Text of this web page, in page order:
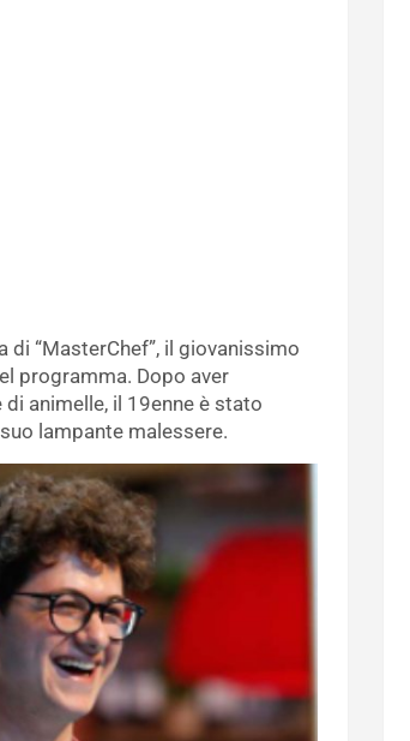
“MasterChef”, il giovanissimo
programma. Dopo aver
animelle, il 19enne è stato
lampante malessere.